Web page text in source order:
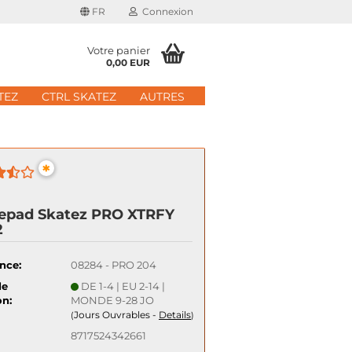
FR Connexion
compte
Schnelle Anmeldung mit
Votre panier
0,00 EUR
CTRL SKATEZ AUTRES
*
Skatez PRO XTRFY
08284 - PRO 204
DE 1-4 | EU 2-14 |
MONDE 9-28 JO
(Jours Ouvrables - Details)
8717524342661